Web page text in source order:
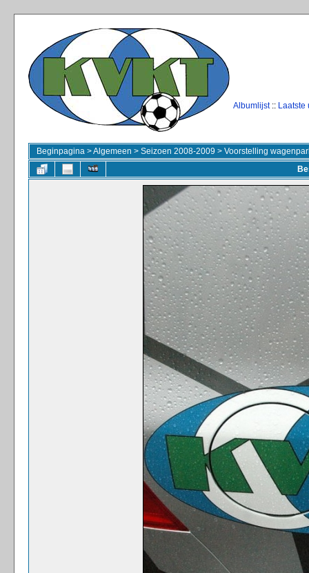
Albumlijst:: Laatste
Beginpagina >Algemeen > Seizoen 2008-2009 > Voorstelling